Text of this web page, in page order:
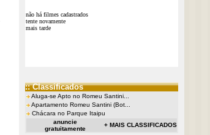
não há filmes cadastrados
tente novamente
mais tarde
:: Classificados
Aluga-se Apto no Romeu Santini...
Apartamento Romeu Santini (Bot...
Chácara no Parque Itaipu
anuncie
gratuitamente
+ MAIS CLASSIFICADOS